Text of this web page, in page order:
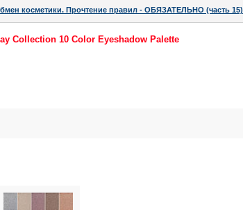
косметики. Прочтение правил - ОБЯЗАТЕЛЬНО (часть 15)
Collection 10 Color Eyeshadow Palette